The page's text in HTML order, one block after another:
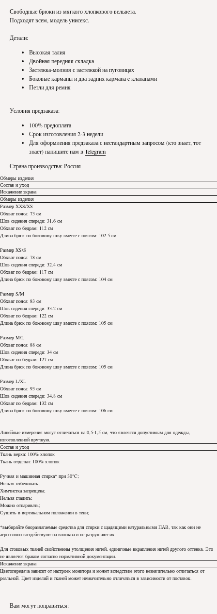
Свободные брюки из мягкого хлопкового вельвета.
Подходят всем, модель унисекс.
Детали:
Высокая талия
Двойная передняя складка
Застежка-молния с застежкой на пуговицах
Боковые карманы и два задних кармана c клапанами
Петли для ремня
Условия предзаказа:
100% предоплата
Срок изготовления 2-3 недели
Для оформления предзаказа с нестандартным запросом (кто знает, тот
знает) напишите нам вTelegram
Страна производства: Россия
Обмеры изделия
Состав и уход
Искажение экрана
Обмеры изделия
Размер XXS/XS
Обхват пояса: 73 см
Шов сидения спереди: 31.6 см
Обхват по бедрам: 112 см
Длина брюк по боковому шву вместе с поясом: 102.5 см
Размер XS/S
Обхват пояса: 78 см
Шов сидения спереди: 32.4 см
Обхват по бедрам: 117 см
Длина брюк по боковому шву вместе с поясом: 104 см
Размер S/M
Обхват пояса: 83 см
Шов сидения спереди: 33.2 см
Обхват по бедрам: 122 см
Длина брюк по боковому шву вместе с поясом: 105 см
Размер M/L
Обхват пояса: 88 см
Шов сидения спереди: 34 см
Обхват по бедрам: 127 см
Длина брюк по боковому шву вместе с поясом: 105 см
Размер L/XL
Обхват пояса: 93 см
Шов сидения спереди: 34.8 см
Обхват по бедрам: 132 см
Длина брюк по боковому шву вместе с поясом: 106 см
Линейные измерения могут отличаться на 0,5-1,5 см, что явлеятся допустимым для одежды,
изготовленной вручную.
Состав и уход
Ткань верха: 100% хлопок
Ткань отделки: 100% хлопок
Ручная и машинная стирка* при 30°C;
Нельзя отбеливать;
Химчистка запрещена;
Нельзя гладить;
Можно отпаривать;
Сушить в вертикальном положении в тени;
*выбирайте биоразлагаемые средства для стирки с щадящими натуральными ПАВ, так как они не
агрессивно воздействуют на волокна и не разрушают их.
Для стоковых тканей свойственны утолщения нитей, единичные вкрапления нитей другого оттенка. Это
не является браком согласно нормативной документации.
Искажение экрана
Цветопередача зависит от настроек монитора и может вследствие этого незначительно отличаться от
реальной. Цвет изделий и тканей может незначительно отличаться в зависимости от поставок.
Вам могут понравиться: